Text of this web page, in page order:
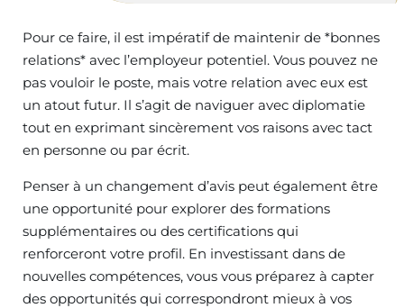
Pour ce faire, il est impératif de maintenir de *bonnes
relations* avec l’employeur potentiel. Vous pouvez ne
pas vouloir le poste, mais votre relation avec eux est
un atout futur. Il s’agit de naviguer avec diplomatie
tout en exprimant sincèrement vos raisons avec tact
en personne ou par écrit.
Penser à un changement d’avis peut également être
une opportunité pour explorer des formations
supplémentaires ou des certifications qui
renforceront votre profil. En investissant dans de
nouvelles compétences, vous vous préparez à capter
des opportunités qui correspondront mieux à vos